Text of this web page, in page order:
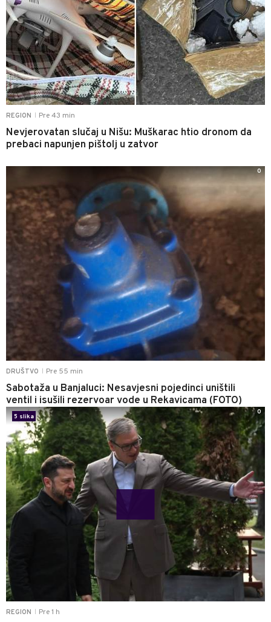
REGION Pre 43 min
Nevjerovatan slučaj u Nišu: Muškarac htio dronom da
prebaci napunjen pištolj u zatvor
DRUŠTVO Pre 55 min
Sabotaža u Banjaluci: Nesavjesni pojedinci uništili
ventil i isušili rezervoar vode u Rekavicama (FOTO)
0
REGION Pre 1 h
5 slika
0